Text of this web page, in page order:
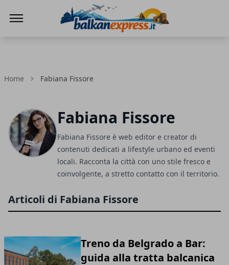
Home Fabiana Fissore
Fabiana Fissore
Fabiana Fissore è web editor e creator di
contenuti dedicati a lifestyle urbano ed eventi
locali. Racconta la città con uno stile fresco e
coinvolgente, a stretto contatto con il territorio.
Articoli di Fabiana Fissore
Treno da Belgrado a Bar:
guida alla tratta balcanica